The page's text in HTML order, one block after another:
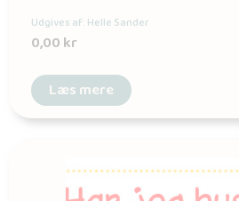
Udgives af: Helle Sander
0,00kr
Læs mere